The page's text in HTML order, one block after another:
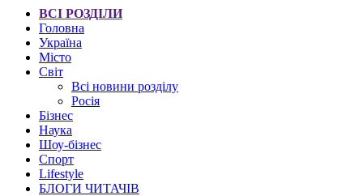
ВСІ РОЗДІЛИ
Головна
Україна
Місто
Світ
Всі новини розділу
Росія
Бізнес
Наука
Шоу-бізнес
Спорт
Lifestyle
БЛОГИ ЧИТАЧІВ